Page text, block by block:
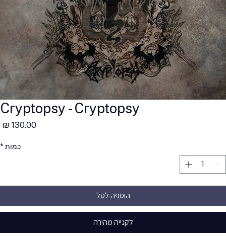
Cryptopsy - Cryptopsy
כמות *
הוספה לסל
לקנייה מהירה